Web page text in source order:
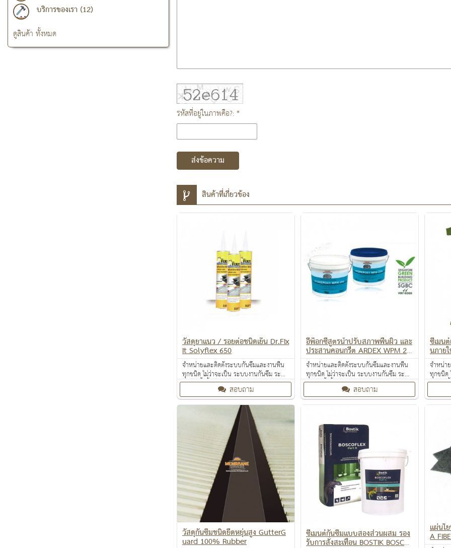
บริการของเรา (12)
ดูสินค้า ทั้งหมด
รหัสที่อยู่ในภาพคือ?: *
ส่งข้อความ
สินค้าที่เกี่ยวข้อง
วัสดุยาแนว / รอยต่อชนิดเย็น Dr.Fix
it Solyflex 650
จำหน่ายและติดตั้งระบบกันซึมและงานพื้น
ทุกชนิด ไม่ว่าจะเป็น ระบบงานกันซึม ระบบ
งานติดตั้งพื้น งานป้องกันไฟลาม งานเคลือบ
ปกป้องพื้นผิว งานเคลือบสารสะท้อนความ
ร้อน
สอบถาม
อีพ็อกซี่สูตรน้ำปรับสภาพพื้นผิว และ
ประสานคอนกรีต ARDEX WPM 25
6
จำหน่ายและติดตั้งระบบกันซึมและงานพื้น
ทุกชนิด ไม่ว่าจะเป็น ระบบงานกันซึม ระบบ
งานติดตั้งพื้น งานป้องกันไฟลาม งานเคลือบ
ปกป้องพื้นผิว งานเคลือบสารสะท้อนความ
ร้อน
สอบถาม
ซีเมน
นภาย
จำหน่า
ทุกชนิด
งานติด
ปกป้อ
ร้อน
วัสดุกันซึมชนิดยืดหยุ่นสูง GutterG
uard 100% Rubber
ซีเมนต์กันซึมแบบสองส่วนผสม รอง
รับการสั่งสะเทือน BOSTIK BOSCO
แผ่นใ
A